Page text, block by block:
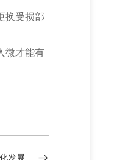
换受损部
微才能有
发展